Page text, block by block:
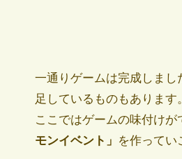
一通りゲームは完成しまし
足しているものもあります。
ここではゲームの味付けが
モンイベント」 を作ってい